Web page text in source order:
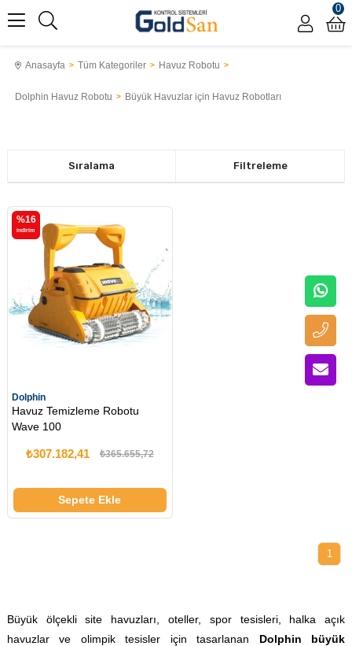
0
Anasayfa Tüm Kategoriler Havuz Robotu
Dolphin Havuz Robotu Büyük Havuzlar için Havuz Robotları
Filtreleme
Sıralama
Dolphin
Havuz Temizleme Robotu
Wave 100
₺307.182,41 ₺365.655,72
Sepete Ekle
%16
i̇ndirim
1
Büyük ölçekli site havuzları, oteller, spor tesisleri, halka açık
havuzlar ve olimpik tesisler için tasarlanan Dolphin büyük